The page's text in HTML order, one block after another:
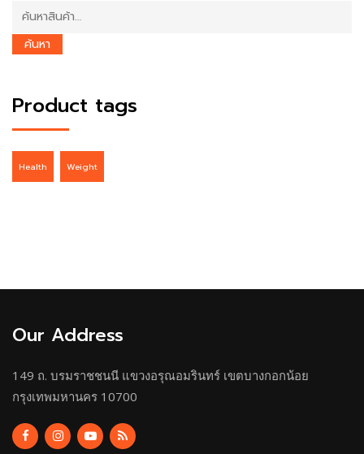
ค้นหา:
ค้นหา
Product tags
Health Weight
Our Address
149 ถ. บรมราชชนนี แขวงอรุณอมรินทร์ เขตบางกอกน้อย
กรุงเทพมหานคร 10700